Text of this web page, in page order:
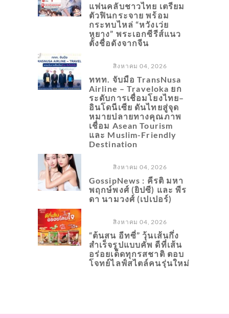
แฟนคลับชาวไทย เตรียม
ตัวฟินกระจาย พร้อม
กระทบไหล่ “หวังเว่ย
หยาง” พระเอกซีรีส์แนว
ตั้งชื่อดังจากจีน
สิงหาคม 04, 2026
ททท. จับมือ TransNusa
Airline – Traveloka ยก
ระดับการเชื่อมโยงไทย–
อินโดนีเซีย ดันไทยสู่จุด
หมายปลายทางคุณภาพ
เชื่อม Asean Tourism
และ Muslim-Friendly
Destination
สิงหาคม 04, 2026
GossipNews : คีรติ มหา
พฤกษ์พงศ์ (ยิปซี) และ พีร
ดา นามวงศ์ (เปเปอร์)
สิงหาคม 04, 2026
“ต้นสน อีทซี่” วุ้นเส้นกึ่ง
สำเร็จรูปแบบคัพ ดีที่เส้น
อร่อยเด็ดทุกรสชาติ ตอบ
โจทย์ไลฟ์สไตล์คนรุ่นใหม่